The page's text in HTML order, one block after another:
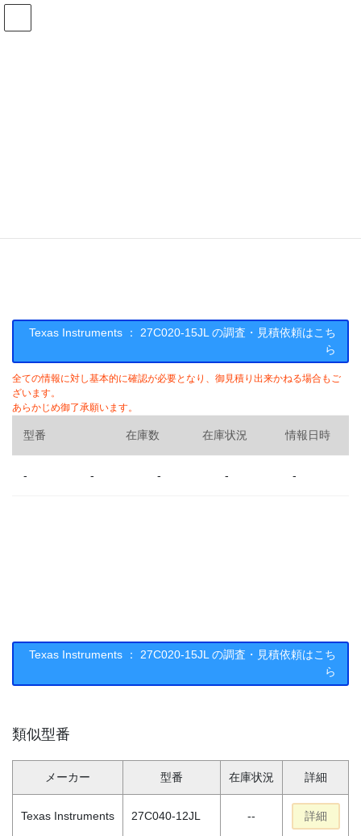
コ
ナ
Texas Instruments ： 27C020-15JL の調査・見積依頼はこち
ら
全ての情報に対し基本的に確認が必要となり、御見積り出来かねる場合もご
ざいます。
あらかじめ御了承願います。
型番 在庫数 在庫状況 情報日時
- - - - -
Texas Instruments ： 27C020-15JL の調査・見積依頼はこち
ら
類似型番
メーカー 型番 在庫状況 詳細
Texas Instruments 27C040-12JL -- 詳細